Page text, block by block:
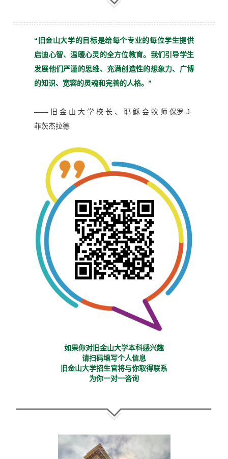
“旧金山大学的目标是给每个专业的每位学生提供
启迪心智、温暖心灵的全方位教育。 我们引导学生
发展他们严谨的思维、充满创造性的想象力、广博
的知识、宽容的灵魂和完善的人格。”
—— 旧 金 山 大 学 校 长 、 耶 稣 会 牧 师 保罗·J·
菲茨杰拉德
如果你对旧金山大学本科感兴趣
请扫码填写个人信息
旧金山大学招生官将与你取得联系
为你一对一咨询